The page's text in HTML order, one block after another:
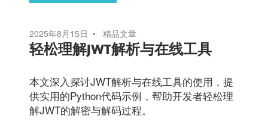
2025年8月15日 精品文章
轻松理解JWT解析与在线工具
本文深入探讨JWT解析与在线工具的使用，提
供实用的Python代码示例，帮助开发者轻松理
解JWT的解密与解码过程。